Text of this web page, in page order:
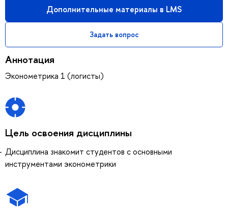
Дополнительные материалы в LMS
Задать вопрос
Аннотация
Эконометрика 1 (логисты)
Цель освоения дисциплины
Дисциплина знакомит студентов с основными
инструментами эконометрики